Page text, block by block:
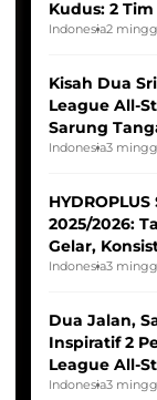
Kudus: 2
Tim Asia
Indonesia2
Kisah Dua
League All-
Sarung
Pernah
Indonesia3
2025/2026:
Gelar,
Indonesia3
Dua Jalan,
Inspiratif 2
League All-
Seleksi
Indonesia3